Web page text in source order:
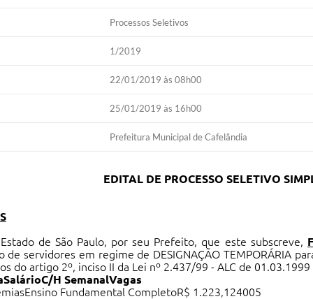
Processos Seletivos
1/2019
22/01/2019 às 08h00
25/01/2019 às 16h00
Prefeitura Municipal de Cafelândia
EDITAL DE PROCESSO SELETIVO
de São Paulo, por seu Prefeito, que este subscreve,
de servidores em regime de DESIGNAÇÃO TEMPORÁRIA
do artigo 2º, inciso II da Lei nº 2.437/99 - ALC de
SalárioC/H SemanalVagas
Fundamental CompletoR$ 1.223,124005